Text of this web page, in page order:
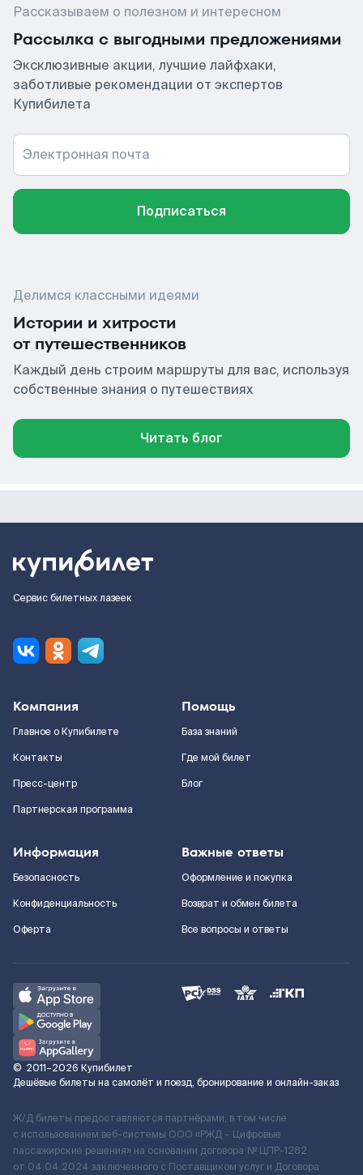
Рассказываем о полезном и интересном
Рассылка с выгодными предложениями
Эксклюзивные акции, лучшие лайфхаки,
заботливые рекомендации от экспертов
Купибилета
Электронная почта
Подписаться
Делимся классными идеями
Истории и хитрости
от путешественников
Каждый день строим маршруты для вас, используя
собственные знания о путешествиях
Читать блог
Сервис билетных лазеек
Компания
Главное о Купибилете
Контакты
Пресс-центр
Партнерская программа
Помощь
База знаний
Где мой билет
Блог
Информация
Безопасность
Конфиденциальность
Оферта
Важные ответы
Оформление и покупка
Возврат и обмен билета
Все вопросы и ответы
© 2011–2026 Купибилет
Дешёвые билеты на самолёт и поезд, бронирование и онлайн-заказ
Ж/Д билеты предоставляются партнёрами, в том числе
с использованием веб-системы ООО «РЖД – Цифровые
пассажирские решения» на основании договора № ЦПР-1282
от 04.04.2024 заключенного с Поставщиком услуг и Договора